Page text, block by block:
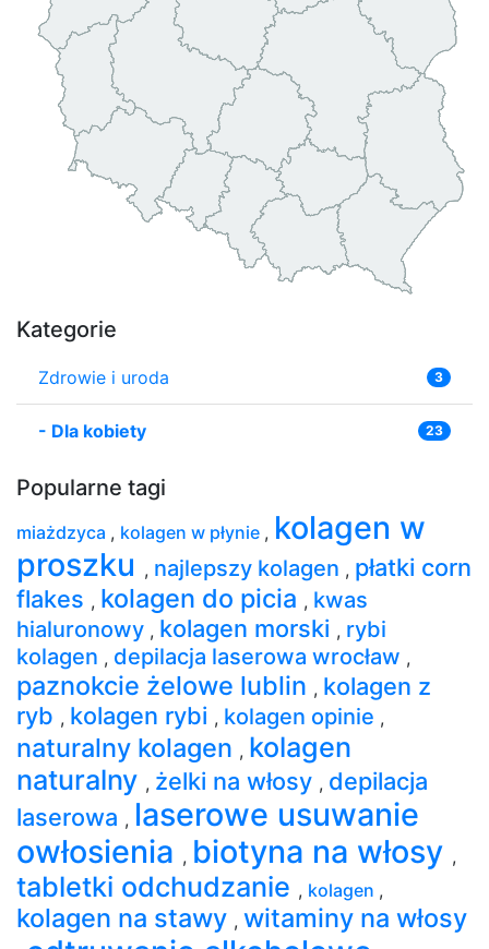
Kategorie
Zdrowie i uroda 3
- Dla kobiety 23
Popularne tagi
miażdzyca , kolagen w płynie , kolagen w
proszku , najlepszy kolagen , płatki corn
flakes , kolagen do picia , kwas
hialuronowy , kolagen morski , rybi
kolagen , depilacja laserowa wrocław ,
paznokcie żelowe lublin , kolagen z
ryb , kolagen rybi , kolagen opinie ,
naturalny kolagen , kolagen
naturalny , żelki na włosy , depilacja
laserowa , laserowe usuwanie
owłosienia , biotyna na włosy ,
tabletki odchudzanie , kolagen ,
kolagen na stawy , witaminy na włosy